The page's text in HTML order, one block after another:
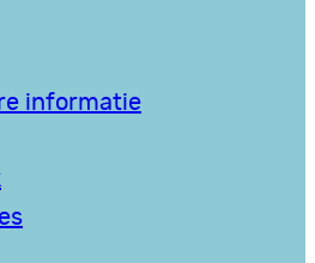
informatie